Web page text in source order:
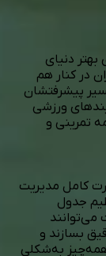
دنیای
در کنار هم
پیشرفتشان
ورزشی
تمرینی و
کامل مدیریت
جدول
می‌توانند
بسازند و
همه‌چیز به‌شکلی